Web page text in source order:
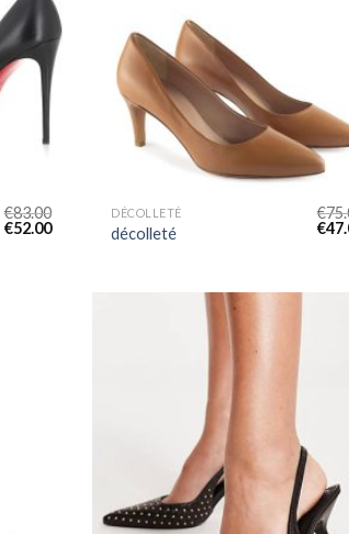
€83.00
€52.00
DÉCOLLETÉ
décolleté
€
€